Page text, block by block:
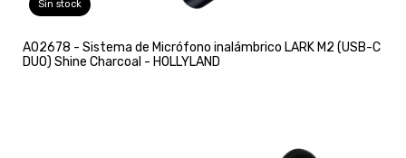
Sin stock
A02678 - Sistema de Micrófono inalámbrico LARK M2 (USB-C
DUO) Shine Charcoal - HOLLYLAND